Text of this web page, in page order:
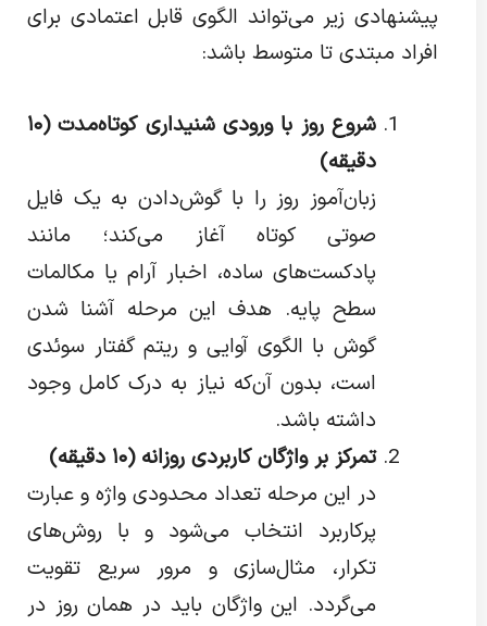
پیشنهادی زیر می‌تواند الگوی قابل اعتمادی برای
افراد مبتدی تا متوسط باشد:
شروع روز با ورودی شنیداری کوتاه‌مدت ( ۱۰
دقیقه)
زبان‌آموز روز را با گوش‌دادن به یک فایل
صوتی کوتاه آغاز می‌کند؛ مانند
پادکست‌های ساده، اخبار آرام یا مکالمات
سطح پایه. هدف این مرحله آشنا شدن
گوش با الگوی آوایی و ریتم گفتار سوئدی
است، بدون آن‌که نیاز به درک کامل وجود
داشته باشد.
تمرکز بر واژگان کاربردی روزانه ( ۱۰دقیقه)
در این مرحله تعداد محدودی واژه و عبارت
پرکاربرد انتخاب می‌شود و با روش‌های
تکرار، مثال‌سازی و مرور سریع تقویت
می‌گردد. این واژگان باید در همان روز در